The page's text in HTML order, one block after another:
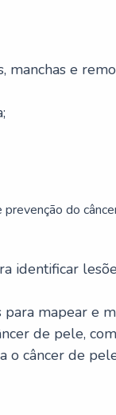
manchas e
do
identificar
mapear e
de pele,
o câncer de